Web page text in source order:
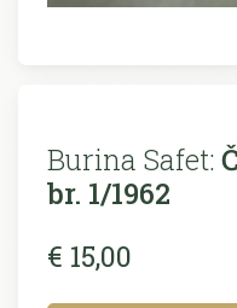
Burina Safet:
br. 1/1962
€ 15,00